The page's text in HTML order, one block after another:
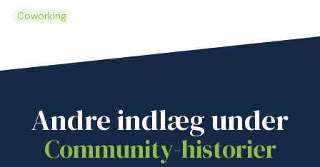
Coworking
Andre indlæg under
Community-historier